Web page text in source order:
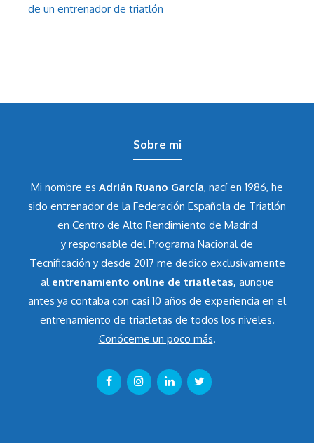
de un entrenador de triatlón
Sobre mi
Mi nombre es Adrián Ruano García, nací en 1986, he
sido entrenador de la Federación Española de Triatlón
en Centro de Alto Rendimiento de Madrid
y responsable del Programa Nacional de
Tecnificación y desde 2017 me dedico exclusivamente
al entrenamiento online de triatletas, aunque
antes ya contaba con casi 10 años de experiencia en el
entrenamiento de triatletas de todos los niveles.
Conóceme un poco más.